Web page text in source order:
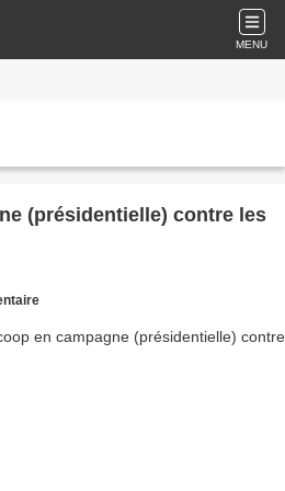
MENU
(présidentielle) contre les